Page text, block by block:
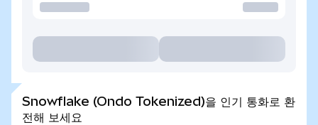
Snowflake (Ondo Tokenized)을 인기 통화로 환
전해 보세요